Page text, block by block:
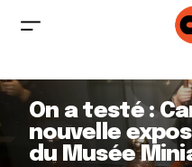
On a testé :
nouvelle
du Musée